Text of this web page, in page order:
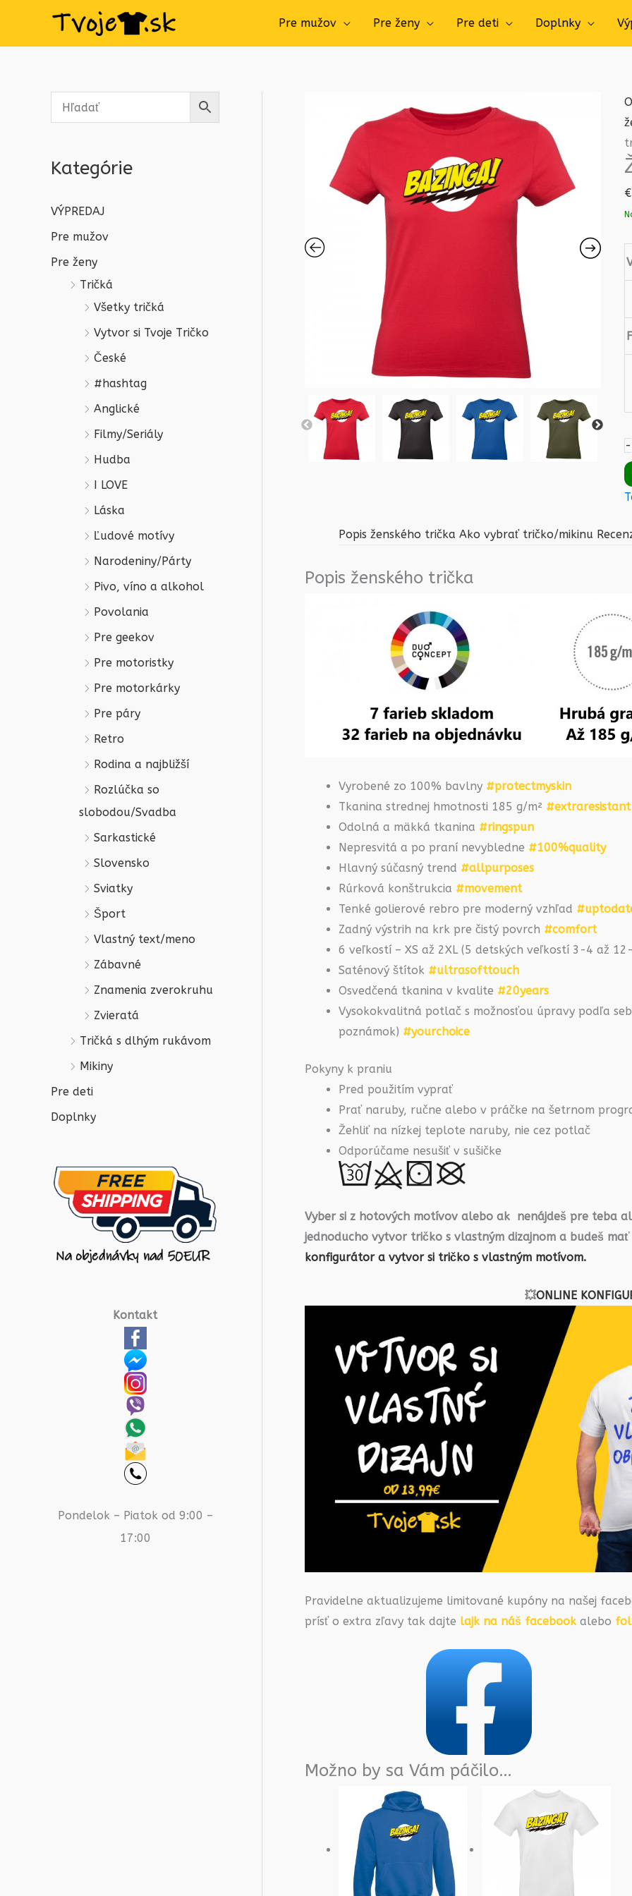
Pre mužov Pre ženy Pre deti Doplnky
Kategórie
VÝPREDAJ
Pre mužov
Pre ženy
Tričká
Všetky tričká
Vytvor si Tvoje Tričko
České
#hashtag
Anglické
Filmy/Seriály
Hudba
I LOVE
Láska
Ľudové motívy
Narodeniny/Párty
Pivo, víno a alkohol
Povolania
Pre geekov
Pre motoristky
Pre motorkárky
Pre páry
Retro
Rodina a najbližší
Rozlúčka so
slobodou/Svadba
Sarkastické
Slovensko
Sviatky
Šport
Vlastný text/meno
Zábavné
Znamenia zverokruhu
Zvieratá
Tričká s dlhým rukávom
Mikiny
Pre deti
Doplnky
Kontakt
Pondelok – Piatok od 9:00 –
17:00
€
-
Popis ženského trička Ako vybrať tričko/mikinu
Popis ženského trička
Vyrobené zo 100% bavlny #protectmyskin
Tkanina strednej hmotnosti 185 g/m² #extraresistant
Odolná a mäkká tkanina #ringspun
Nepresvitá a po praní nevybledne #100%quality
Hlavný súčasný trend #allpurposes
Rúrková konštrukcia #movement
Tenké golierové rebro pre moderný vzhľad
Zadný výstrih na krk pre čistý povrch #comfort
6 veľkostí – XS až 2XL (5 detských veľkostí 3-4 až
Saténový štítok #ultrasofttouch
Osvedčená tkanina v kvalite #20years
Vysokokvalitná potlač s možnosťou úpravy podľa
poznámok) #yourchoice
Pokyny k praniu
Pred použitím vyprať
Prať naruby, ručne alebo v práčke na šetrnom
Žehliť na nízkej teplote naruby, nie cez potlač
Odporúčame nesušiť v sušičke
Vyber si z hotových motívov alebo ak nenájdeš pre teba
jednoducho vytvor tričko s vlastným dizajnom a budeš
konfigurátor a vytvor si tričko s vlastným motívom.
💥ONLINE
Pravidelne aktualizujeme limitované kupóny na našej
prísť o extra zľavy tak dajte lajk na náš facebook alebo
Možno by sa Vám páčilo…